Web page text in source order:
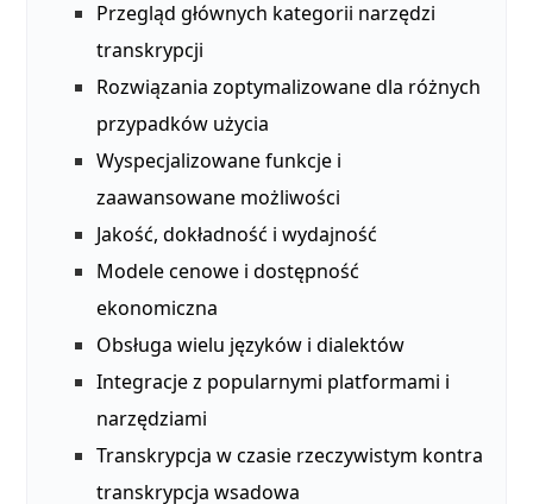
Przegląd głównych kategorii narzędzi
transkrypcji
Rozwiązania zoptymalizowane dla różnych
przypadków użycia
Wyspecjalizowane funkcje i
zaawansowane możliwości
Jakość, dokładność i wydajność
Modele cenowe i dostępność
ekonomiczna
Obsługa wielu języków i dialektów
Integracje z popularnymi platformami i
narzędziami
Transkrypcja w czasie rzeczywistym kontra
transkrypcja wsadowa